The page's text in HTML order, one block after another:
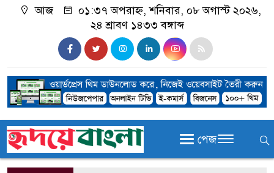
আজ
০১:৩৭ অপরাহ্ন, শনিবার, ০৮ অগাস্ট ২০২৬,
২৪ শ্রাবণ ১৪৩৩ বঙ্গাব্দ
পেজ